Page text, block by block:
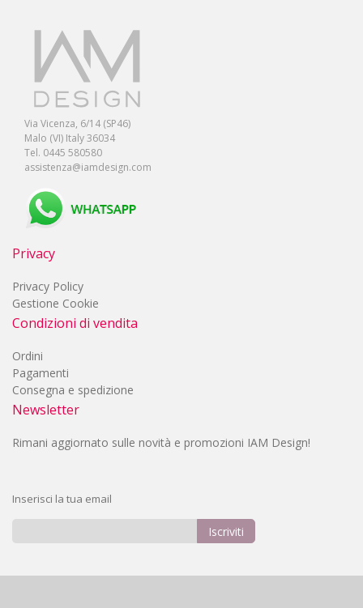
Via Vicenza, 6/14 (SP46)
Malo (VI) Italy 36034
Tel. 0445 580580
assistenza@iamdesign.com
Privacy
Privacy Policy
Gestione Cookie
Condizioni di vendita
Ordini
Pagamenti
Consegna e spedizione
Newsletter
Rimani aggiornato sulle novità e promozioni IAM Design!
Inserisci la tua email
Iscriviti